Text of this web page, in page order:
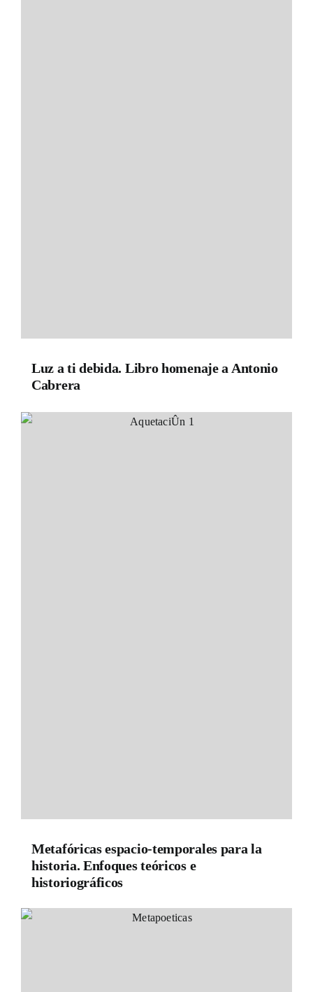
Luz a ti debida. Libro homenaje a Antonio
Cabrera
Metafóricas espacio-temporales para la
historia. Enfoques teóricos e
historiográficos